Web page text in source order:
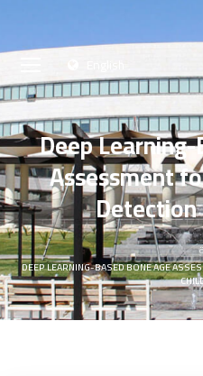
Deep
Assessment
Detection
DEEP LEARNING-BASED BONE AGE